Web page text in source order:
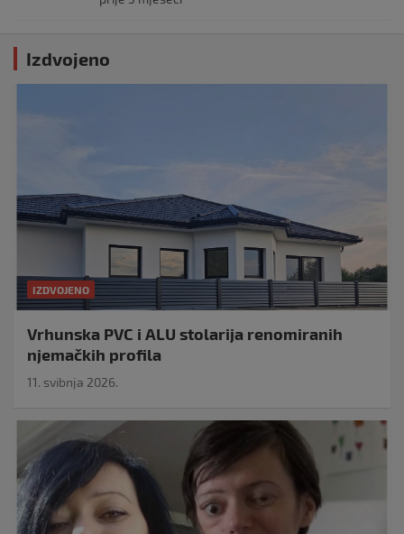
Izdvojeno
IZDVOJENO
Vrhunska PVC i ALU stolarija renomiranih
njemačkih profila
11. svibnja 2026.